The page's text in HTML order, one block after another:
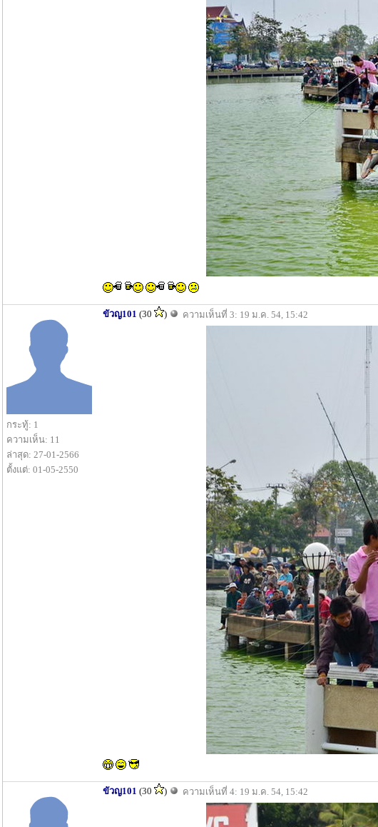
กระทู้: 1
ความเห็น: 11
ล่าสุด: 27-01-2566
ตั้งแต่: 01-05-2550
ขัวญ101 (30 ) ความเห็นที่ 3: 19 ม.ค. 54, 15:42
ขัวญ101 (30 ) ความเห็นที่ 4: 19 ม.ค. 54, 15:42